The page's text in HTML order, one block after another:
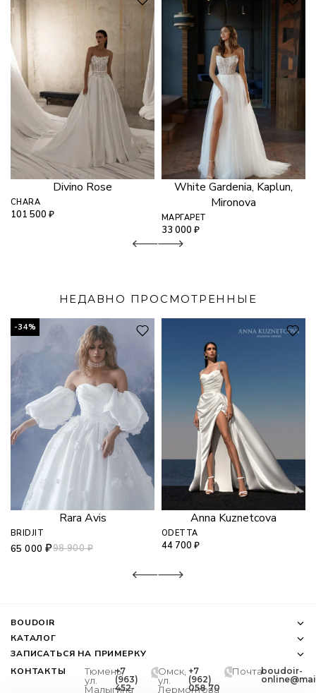
Divino Rose
CHARA
101 500₽
White Gardenia, Kaplun,
Mironova
МАРГАРЕТ
33 000 ₽
НЕДАВНО ПРОСМОТРЕННЫЕ
-34%
Rara Avis
BRIDJIT
98 900₽
65 000₽
Anna Kuznetcova
ODETTA
44 700 ₽
BOUDOIR
КАТАЛОГ
ЗАПИСАТЬСЯ НА ПРИМЕРКУ
КОНТАКТЫ
Тюмень,
ул.
Малыгина
+7
(963)
452-
Омск,
ул.
Лермонтова
+7
(962)
058 70
Почтаboudoir-